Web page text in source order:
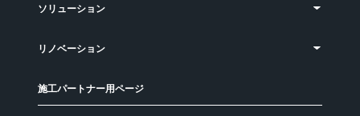
ソリューション
リノベーション
施工パートナー用ページ